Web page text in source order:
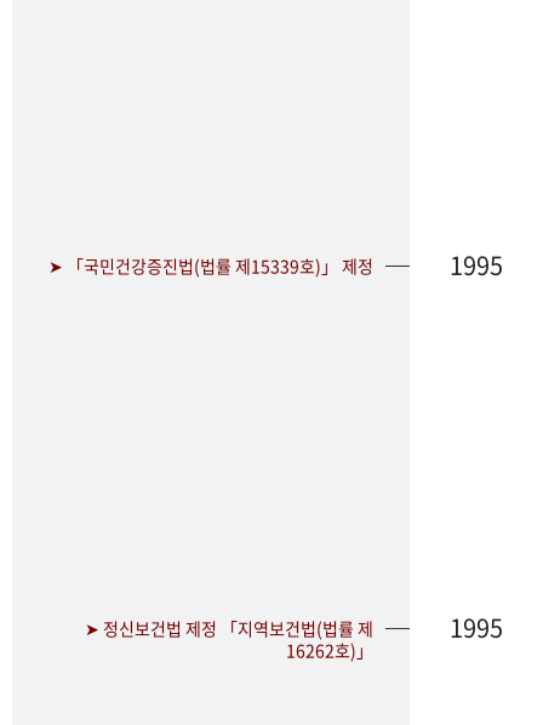
➤ 「국민건강증진법(법률 제15339호)」 제정 1995
➤ 정신보건법 제정 「지역보건법(법률 제
16262호)」
1995